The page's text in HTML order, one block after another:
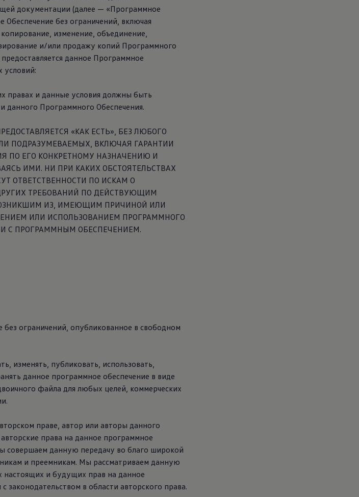
сгорания
документации (далее — «Программное
Обеспечение без ограничений, включая
изменение, объединение,
и/или продажу копий Программного
данное Программное
условий:
правах и данные условия должны быть
данного Программного Обеспечения.
«КАК ЕСТЬ», БЕЗ ЛЮБОГО
ПОДРАЗУМЕВАЕМЫХ, ВКЛЮЧАЯ ГАРАНТИИ
ПО ЕГО КОНКРЕТНОМУ НАЗНАЧЕНИЮ И
ИМИ. НИ ПРИ КАКИХ ОБСТОЯТЕЛЬСТВАХ
ОТВЕТСТВЕННОСТИ ПО ИСКАМ О
ТРЕБОВАНИЙ ПО ДЕЙСТВУЮЩИМ
ИЗ, ИМЕЮЩИМ ПРИЧИНОЙ ИЛИ
ИЛИ ИСПОЛЬЗОВАНИЕМ ПРОГРАММНОГО
С ПРОГРАММНЫМ ОБЕСПЕЧЕНИЕМ.
ограничений, опубликованное в свободном
изменять, публиковать, использовать,
данное программное обеспечение в виде
файла для любых целей, коммерческих
праве, автор или авторы данного
права на данное программное
совершаем данную передачу во благо широкой
и преемникам. Мы рассматриваем данную
настоящих и будущих прав на данное
законодательством в области авторского права.